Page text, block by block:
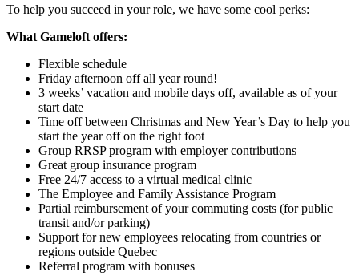
To help you succeed in your role, we have some cool perks:
What Gameloft offers:
Flexible schedule
Friday afternoon off all year round!
3 weeks’ vacation and mobile days off, available as of your
start date
Time off between Christmas and New Year’s Day to help you
start the year off on the right foot
Group RRSP program with employer contributions
Great group insurance program
Free 24/7 access to a virtual medical clinic
The Employee and Family Assistance Program
Partial reimbursement of your commuting costs (for public
transit and/or parking)
Support for new employees relocating from countries or
regions outside Quebec
Referral program with bonuses